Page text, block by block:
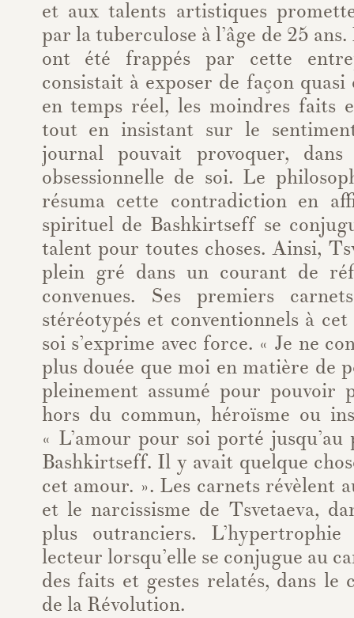
et aux talents artistiques
par la tuberculose à l’âge de 25
ont été frappés par cette
consistait à exposer de façon quasi
en temps réel, les moindres faits
tout en insistant sur le
journal pouvait provoquer,
obsessionnelle de soi. Le
résuma cette contradiction en
spirituel de Bashkirtseff se
talent pour toutes choses. Ainsi,
plein gré dans un courant de
convenues. Ses premiers
stéréotypés et conventionnels à
soi s’exprime avec force. « Je ne
plus douée que moi en matière de
pleinement assumé pour pouvoir
hors du commun, héroïsme ou
« L’amour pour soi porté jusqu’au
Bashkirtseff. Il y avait quelque
cet amour. ». Les carnets révèlent
et le narcissisme de Tsvetaeva,
plus outranciers.
lecteur lorsqu’elle se conjugue au
des faits et gestes relatés, dans le
de la Révolution.